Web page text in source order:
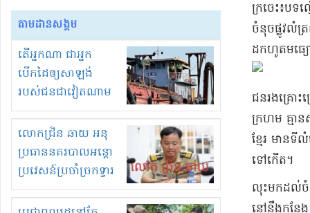
តាមដានសង្គម
តើអ្នកណា ជាអ្នក
បើកដៃឲ្យសាឡង់
របស់ជនជាវៀតណាម
ចូល មកខុស
ច្បាប់លួចបូមខ្សាច់នៅ
ក្នុងប្រទេសកម្ពុជា
លោកជ្រិន ឆាយ អនុ
ប្រធាននគរបាលអន្តោ
ប្រវេសន៍ប្រចាំច្រកទ្វារ
ព្រំដែនភ្នំឌិន និងឈ្មួញ
មួយចំនួនទៀត
ក្រចេះ​៖​ប
ចំនុច​ផ្លូវលំ​ត្
ដកហូត​មធ្យ
ជនរងគ្រោះ​
ក្រហម គ្មា
ខ្មែរ មាន​ទី
ទៅ​កើត​។
លុះ​មកដល់​ចំ
នៅនឹងកន្ល